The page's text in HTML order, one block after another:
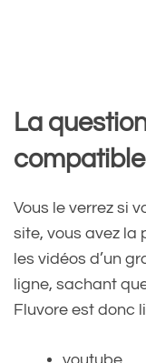
La
Vous le verrez si
site, vous avez la
les vidéos d’un
ligne, sachant
Fluvore est donc